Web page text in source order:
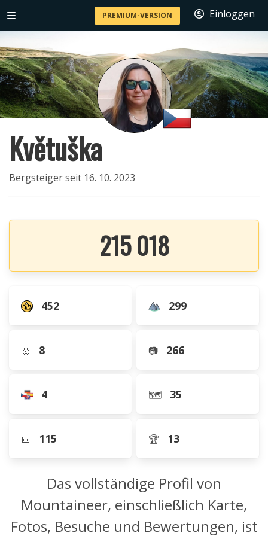
PREMIUM-VERSION Einloggen
Květuška
Bergsteiger seit 16. 10. 2023
215 018
452 299
🥇 8 📷 266
4 🗺️ 35
📅 115 🏆 13
Das vollständige Profil von
Mountaineer, einschließlich Karte,
Fotos, Besuche und Bewertungen, ist